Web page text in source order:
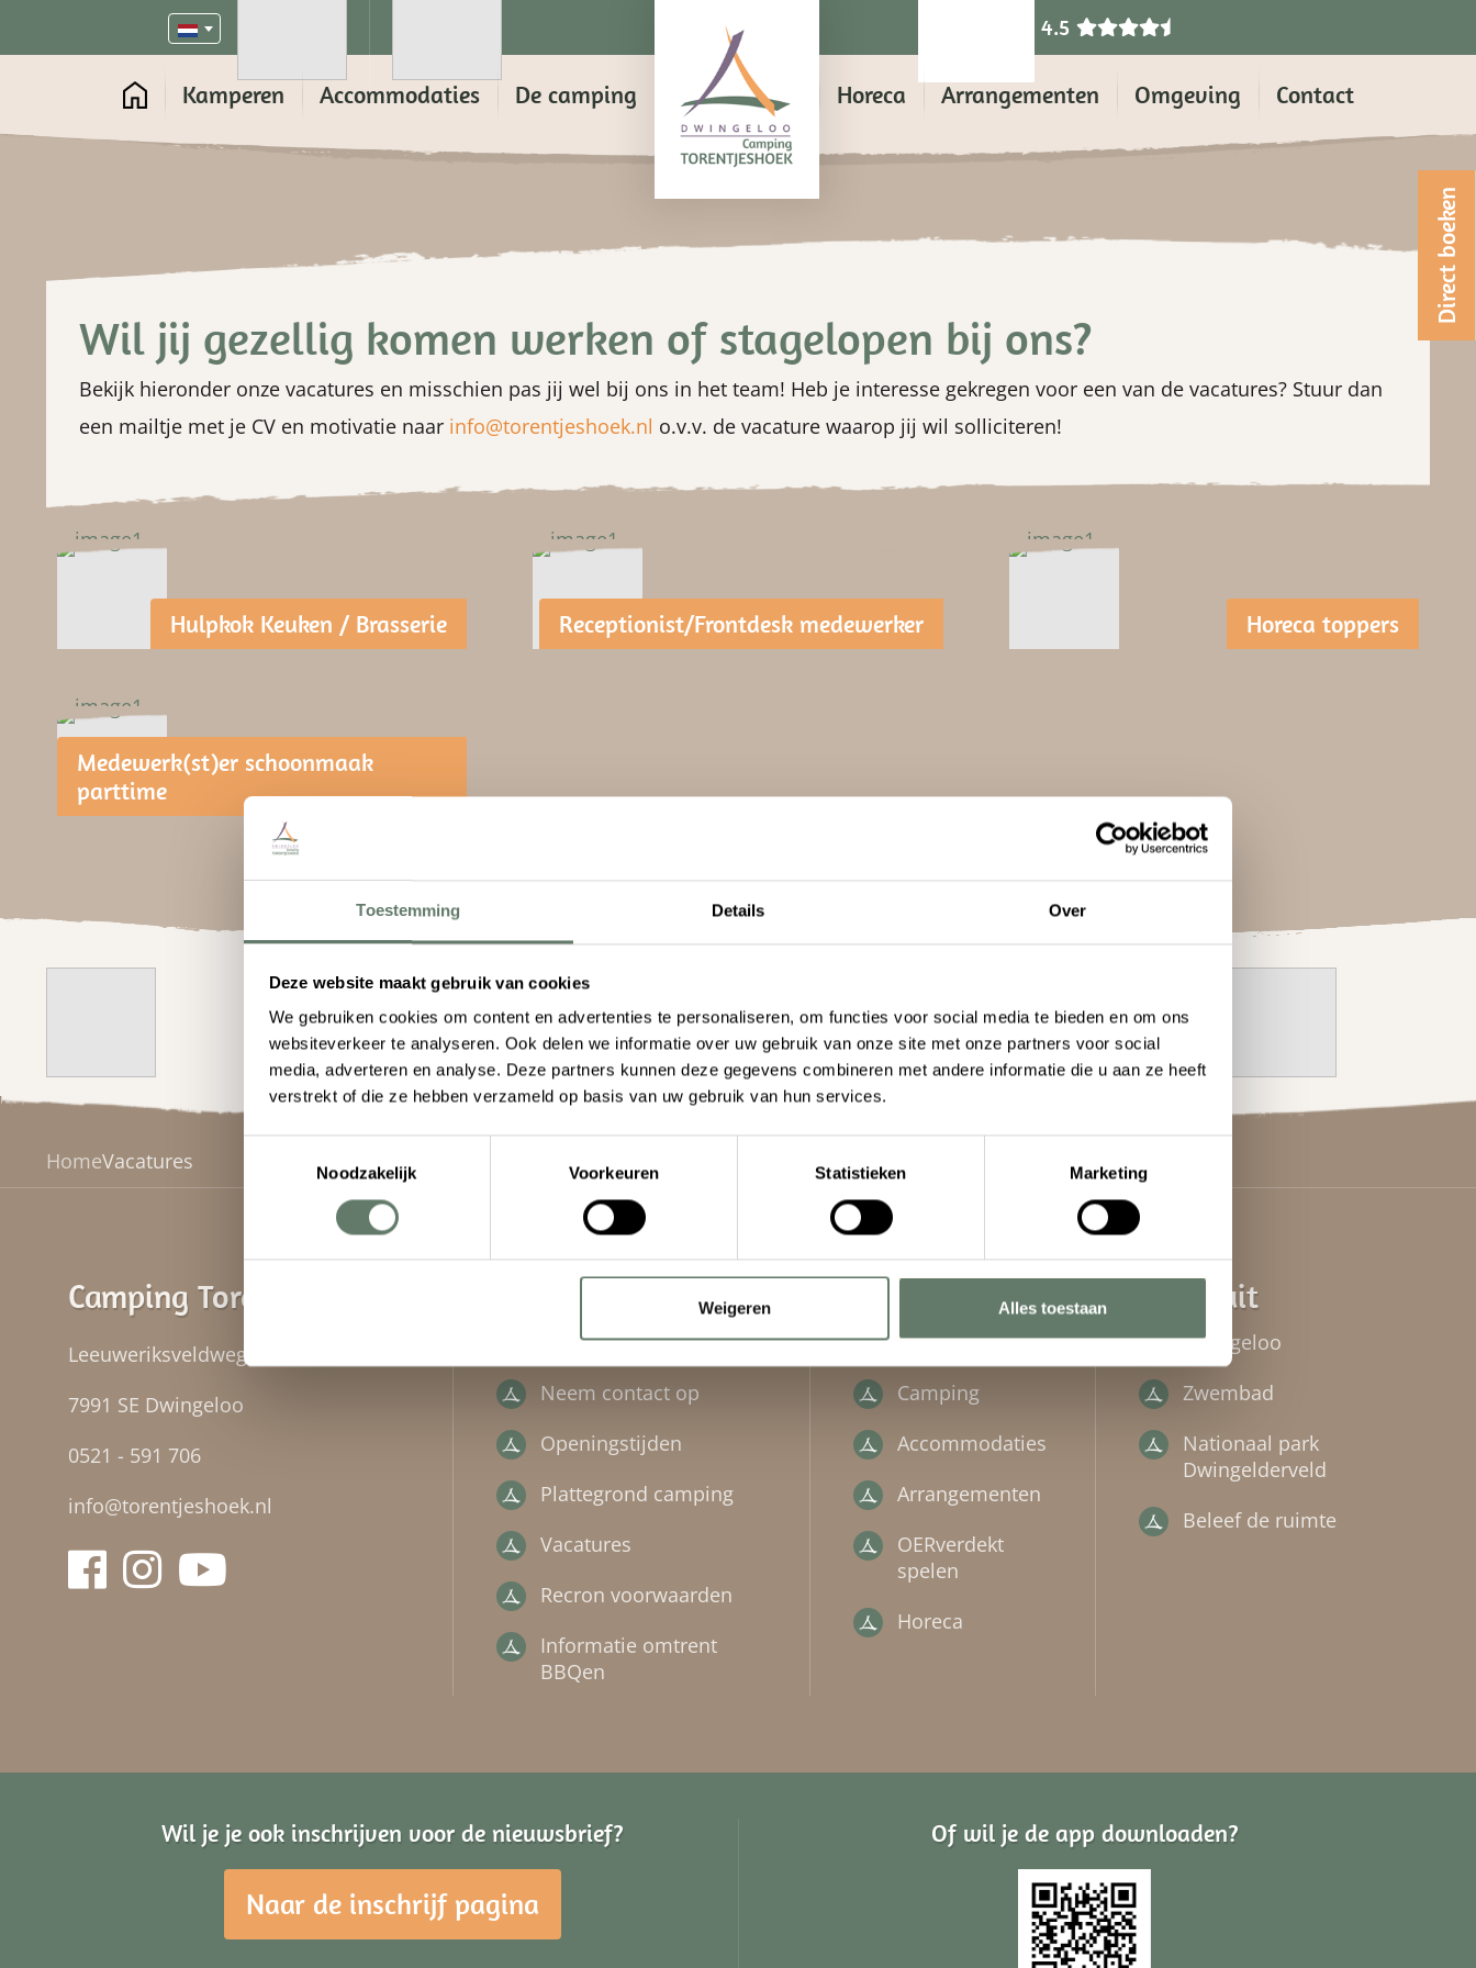
Toestemming Details Over
Deze website maakt gebruik van cookies
We gebruiken cookies om content en advertenties te personaliseren, om functies voor social media te bieden en om ons
websiteverkeer te analyseren. Ook delen we informatie over uw gebruik van onze site met onze partners voor social
media, adverteren en analyse. Deze partners kunnen deze gegevens combineren met andere informatie die u aan ze heeft
verstrekt of die ze hebben verzameld op basis van uw gebruik van hun services.
Noodzakelijk
Voorkeuren Statistieken Marketing
Weigeren Alles toestaan
4.5
Kamperen Accommodaties De camping Horeca Arrangementen Omgeving Contact
Direct boeken
Wil jij gezellig komen werken of stagelopen bij ons?
Bekijk hieronder onze vacatures en misschien pas jij wel bij ons in het team! Heb je interesse gekregen voor een van de vacatures? Stuur dan
een mailtje met je CV en motivatie naar info@torentjeshoek.nl o.v.v. de vacature waarop jij wil solliciteren!
Hulpkok Keuken / Brasserie Receptionist/Frontdesk medewerker Horeca toppers
Medewerk(st)er schoonmaak
parttime
HomeVacatures
Camping Torentjeshoek
Leeuweriksveldweg 1
7991 SE Dwingeloo
0521 - 591 706
info@torentjeshoek.nl
Veelgestelde vragen
Neem contact op
Openingstijden
Plattegrond camping
Vacatures
Recron voorwaarden
Informatie omtrent
BBQen
Direct naar
Zoek en boek
Camping
Accommodaties
Arrangementen
OERverdekt
spelen
Horeca
Er op uit
Dwingeloo
Zwembad
Nationaal park
Dwingelderveld
Beleef de ruimte
Wil je je ook inschrijven voor de nieuwsbrief?
Naar de inschrijf pagina
Of wil je de app downloaden?